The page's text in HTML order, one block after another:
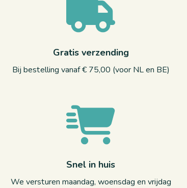
Gratis verzending
Bij bestelling vanaf € 75,00 (voor NL en BE)
Snel in huis
We versturen maandag, woensdag en vrijdag